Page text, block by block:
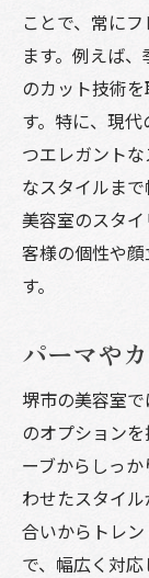
ことで、常に
ます。例えば
のカット技術
す。特に、現
つエレガント
なスタイルまで
美容室のスタ
客様の個性や
す。
パーマや
堺市の美容室
のオプション
ーブからしっ
わせたスタイ
合いからトレ
で、幅広く対